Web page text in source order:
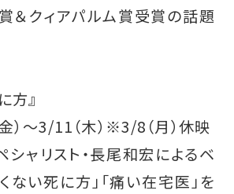
＆クィアパルム賞受賞の話題
方』
）～3/11（木）※3/8（月）休映
ャリスト・長尾和宏によるベ
ない死に方」「痛い在宅医」を